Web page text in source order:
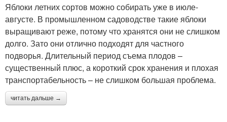
Яблоки летних сортов можно собирать уже в июле-
августе. В промышленном садоводстве такие яблоки
выращивают реже, потому что хранятся они не слишком
долго. Зато они отлично подходят для частного
подворья. Длительный период съема плодов –
существенный плюс, а короткий срок хранения и плохая
транспортабельность – не слишком большая проблема.
читать дальше →